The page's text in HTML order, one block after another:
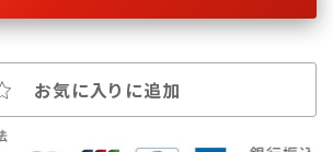
お気に入りに追加